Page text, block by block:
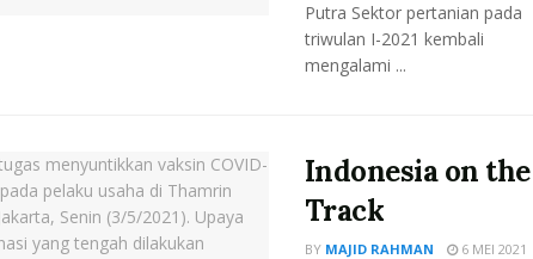
Putra Sektor pertanian pada
triwulan I-2021 kembali
mengalami ...
Indonesia on the
Track
BY MAJID RAHMAN 6 MEI 2021